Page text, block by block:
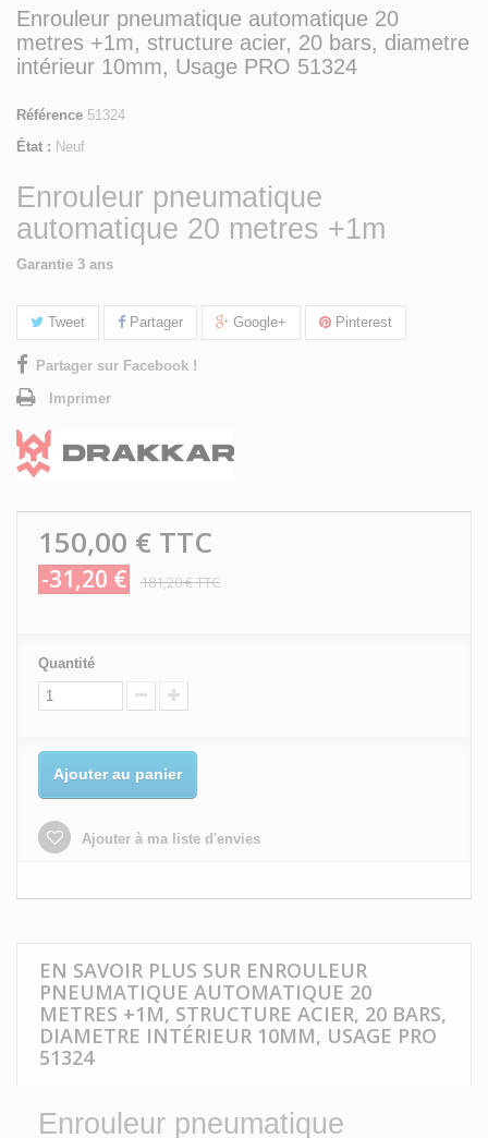
Enrouleur pneumatique automatique 20
metres +1m, structure acier, 20 bars, diametre
intérieur 10mm, Usage PRO 51324
Référence 51324
État : Neuf
Enrouleur pneumatique
automatique 20 metres +1m
Garantie 3 ans
Tweet Partager Google+ Pinterest
Partager sur Facebook !
Imprimer
150,00 € TTC
-31,20 € 181,20 €TTC
Quantité
Ajouter au panier
Ajouter à ma liste d'envies
EN SAVOIR PLUS SUR ENROULEUR
PNEUMATIQUE AUTOMATIQUE 20
METRES +1M, STRUCTURE ACIER, 20 BARS,
DIAMETRE INTÉRIEUR 10MM, USAGE PRO
51324
Enrouleur pneumatique